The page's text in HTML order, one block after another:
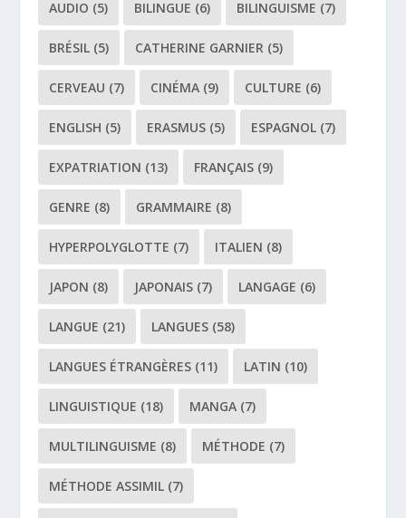
AUDIO (5) BILINGUE (6) BILINGUISME (7)
BRÉSIL (5) CATHERINE GARNIER (5)
CERVEAU (7) CINÉMA (9) CULTURE (6)
ENGLISH (5) ERASMUS (5) ESPAGNOL (7)
EXPATRIATION (13) FRANÇAIS (9)
GENRE (8) GRAMMAIRE (8)
HYPERPOLYGLOTTE (7) ITALIEN (8)
JAPON (8) JAPONAIS (7) LANGAGE (6)
LANGUE (21) LANGUES (58)
LANGUES ÉTRANGÈRES (11) LATIN (10)
LINGUISTIQUE (18) MANGA (7)
MULTILINGUISME (8) MÉTHODE (7)
MÉTHODE ASSIMIL (7)